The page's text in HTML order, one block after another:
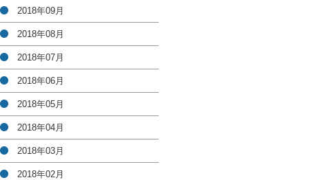
2018年09月
2018年08月
2018年07月
2018年06月
2018年05月
2018年04月
2018年03月
2018年02月